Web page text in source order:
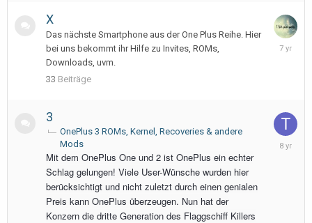
X
Das nächste Smartphone aus der One Plus Reihe. Hier
bei uns bekommt ihr Hilfe zu Invites, ROMs,
Downloads, uvm.
33 Beiträge
3
OnePlus 3 ROMs, Kernel, Recoveries & andere
Mods
Mit dem OnePlus One und 2 ist OnePlus ein echter
Schlag gelungen! Viele User-Wünsche wurden hier
berücksichtigt und nicht zuletzt durch einen genialen
Preis kann OnePlus überzeugen. Nun hat der
Konzern die dritte Generation des Flaggschiff Killers